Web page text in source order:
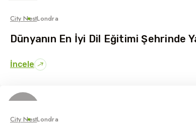
City NestLondra
Dünyanın En İyi Dil Eğitimi Şehrinde
İncele
City NestLondra